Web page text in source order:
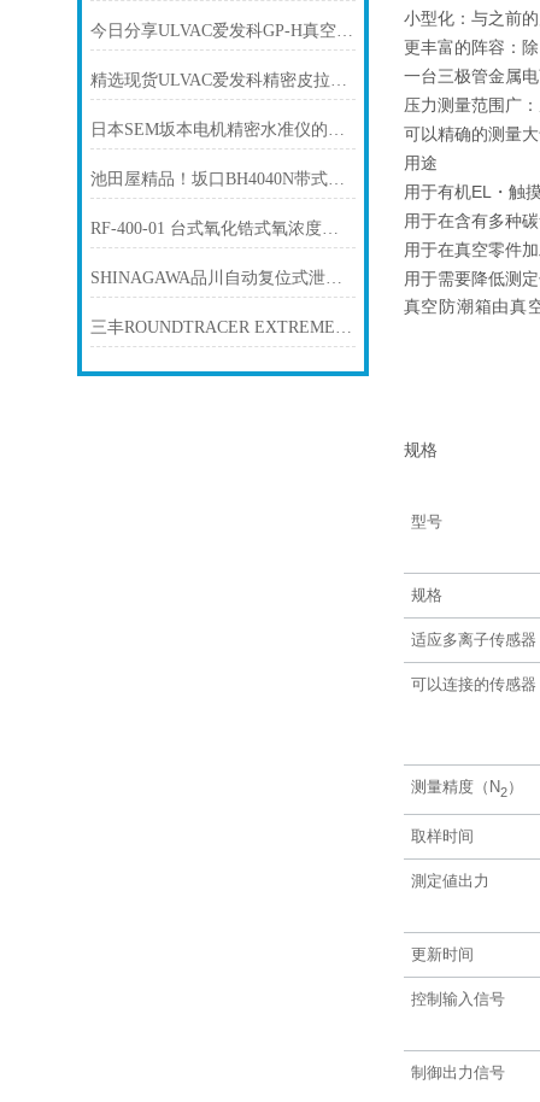
今日分享ULVAC爱发科GP-H真空计(WP-01WP-02WP-03）计测部
精选现货ULVAC爱发科精密皮拉尼真空计GP-1G/GP-2001G/GP-1000G
日本SEM坂本电机精密水准仪的应用
池田屋精品！坂口BH4040N带式加热器技术参数
RF-400-01 台式氧化锆式氧浓度计TORAY东丽
SHINAGAWA品川自动复位式泄压阀（泄压阀）PRD-55
​三丰ROUNDTRACER EXTREME RTX-0605-A CNC圆度·圆柱形状测量机技术参数
小型化：与之前
更丰富的阵容：
一台三极管金属
压力测量范围广
可以精确的测量
用途
用于有机EL・触
用于在含有多种
用于在真空零件
用于需要降低测
真空防潮箱由真
规格
型号
规格
适应多离子传感器
可以连接的传感器
测量精度（N2）
取样时间
測定値出力
更新时间
控制输入信号
制御出力信号